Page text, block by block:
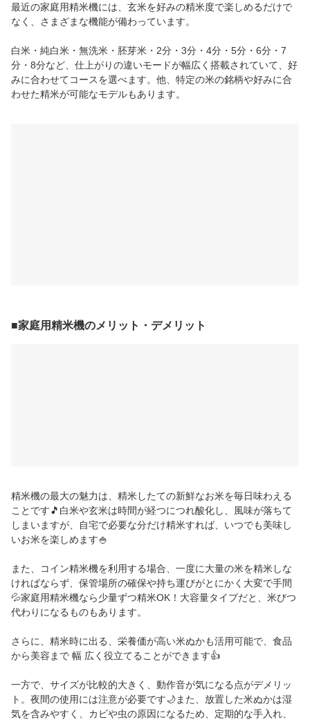
最近の家庭用精米機には、玄米を好みの精米度で楽しめるだけで
なく、さまざまな機能が備わっています。
白米・純白米・無洗米・胚芽米・2分・3分・4分・5分・6分・7
分・8分など、仕上がりの違いモードが幅広く搭載されていて、好
みに合わせてコースを選べます。他、特定の米の銘柄や好みに合
わせた精米が可能なモデルもあります。
■家庭用精米機のメリット・デメリット
精米機の最大の魅力は、精米したての新鮮なお米を毎日味わえる
ことです🎵白米や玄米は時間が経つにつれ酸化し、風味が落ちて
しまいますが、自宅で必要な分だけ精米すれば、いつでも美味し
いお米を楽しめます🍚
また、コイン精米機を利用する場合、一度に大量の米を精米しな
ければならず、保管場所の確保や持ち運びがとにかく大変で手間
💦家庭用精米機なら少量ずつ精米OK！大容量タイプだと、米びつ
代わりになるものもあります。
さらに、精米時に出る、栄養価が高い米ぬかも活用可能で、食品
から美容まで 幅 広く役立てることができます👍
一方で、サイズが比較的大きく、動作音が気になる点がデメリッ
ト。夜間の使用には注意が必要です🌙また、放置した米ぬかは湿
気を含みやすく、カビや虫の原因になるため、定期的な手入れ、